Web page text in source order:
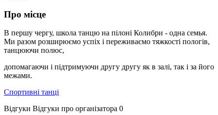
Про місце
В першу чергу, школа танцю на пілоні Колибри - одна семья.
Ми разом розширюємо успіх і переживаємо тяжкості пологів,
танцюючи полюс,
допомагаючи і підтримуючи другу другу як в залі, так і за його
межами.
Спортивні танці
Відгуки Відгуки про організатора 0